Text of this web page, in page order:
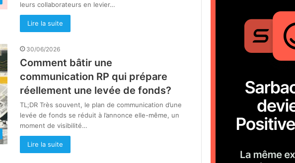
leurs collaborateurs en levier…
Lire la suite
30/06/2026
Comment bâtir une
communication RP qui prépare
réellement une levée de fonds?
TL;DR Très souvent, le plan de communication d’une
levée de fonds se réduit à l’annonce elle-même, un
moment de visibilité…
Lire la suite